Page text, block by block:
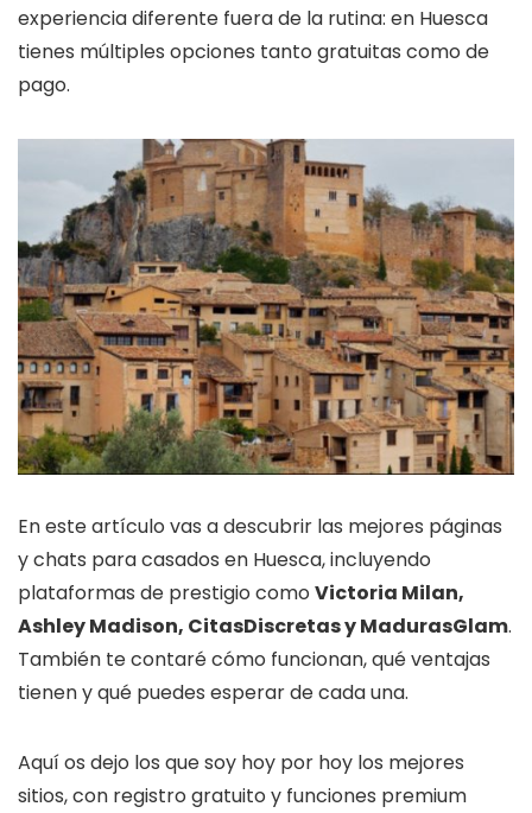
experiencia diferente fuera de la rutina: en Huesca
tienes múltiples opciones tanto gratuitas como de
pago.
En este artículo vas a descubrir las mejores páginas
y chats para casados en Huesca, incluyendo
plataformas de prestigio como Victoria Milan,
Ashley Madison, CitasDiscretas y MadurasGlam.
También te contaré cómo funcionan, qué ventajas
tienen y qué puedes esperar de cada una.
Aquí os dejo los que soy hoy por hoy los mejores
sitios, con registro gratuito y funciones premium